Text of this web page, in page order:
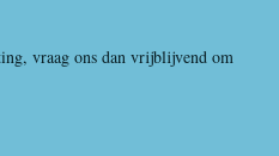
vraag ons dan vrijblijvend om